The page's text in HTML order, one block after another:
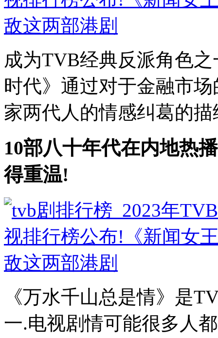
成为TVB经典反派角色
时代》通过对于金融市
家两代人的情感纠葛的
10部八十年代在内地热
得重温!
《万水千山总是情》是
一.电视剧情可能很多人